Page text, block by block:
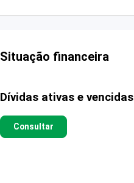
Situação financeira
Dívidas ativas e vencidas
Consultar